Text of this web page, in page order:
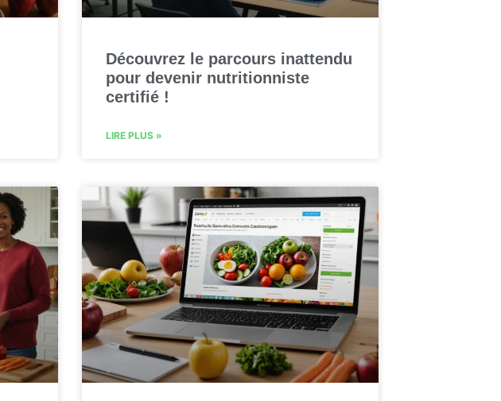
Découvrez le parcours inattendu
pour devenir nutritionniste
certifié !
LIRE PLUS »